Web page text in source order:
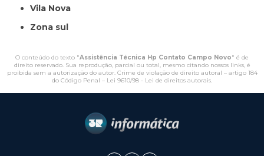
Vila Nova
Zona sul
O conteúdo do texto "Assistência Técnica Hp Contato Campo Novo" é de
direito reservado. Sua reprodução, parcial ou total, mesmo citando nossos links, é
proibida sem a autorização do autor. Crime de violação de direito autoral – artigo 184
do Código Penal – Lei 9610/98 - Lei de direitos autorais.